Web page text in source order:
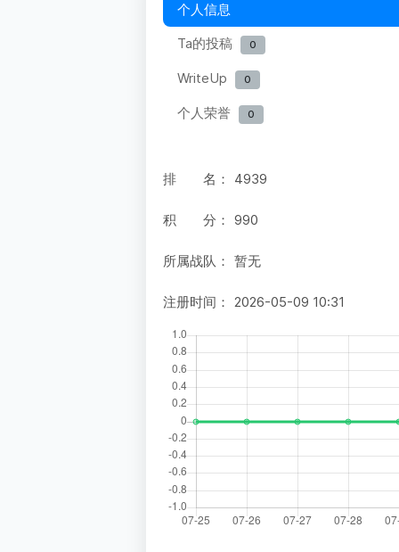
个人信息
Ta的投稿
0
WriteUp 0
个人荣誉 0
排 名： 4939
积 分： 990
所属战队： 暂无
注册时间： 2026-05-09 10:31